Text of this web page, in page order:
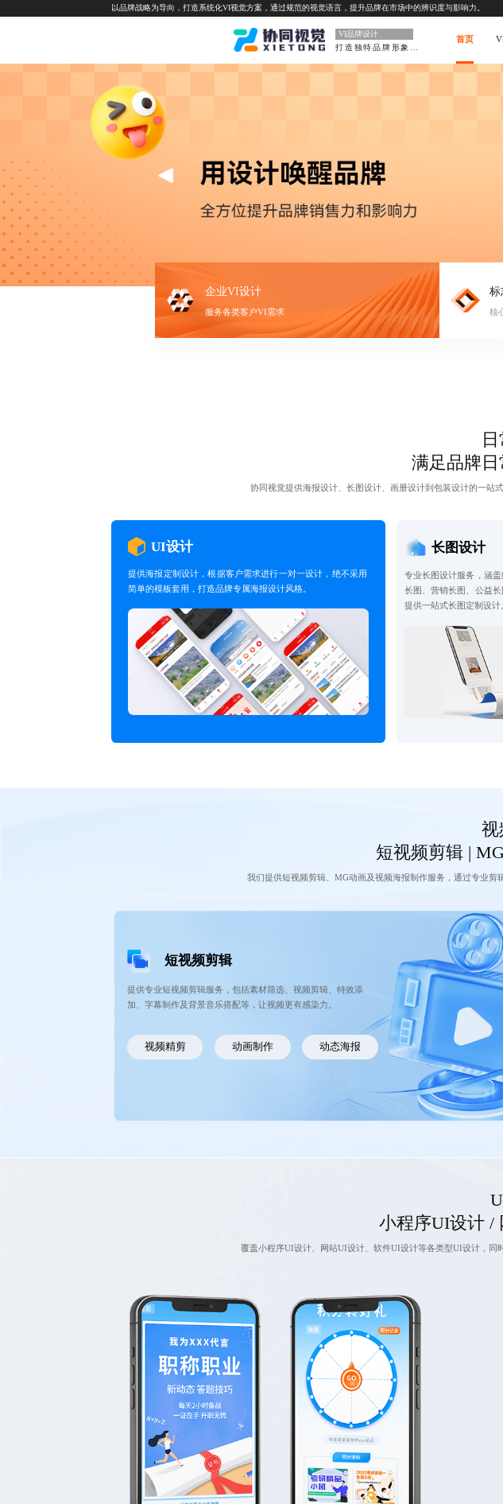
以品牌战略为导向，打造系统化VI视觉方案，通过规范的视觉语言，提升品牌在市场中的辨识度与影响力。
VI品牌设计
首页
企业VI设计
服务各类客户VI需求
标
核
满足品牌
协同视觉提供海报设计、长图设计、画册设计到包装设计的一站
UI设计
提供海报定制设计，根据客户需求进行一对一设计，绝不采用
简单的模板套用，打造品牌专属海报设计风格。
长图设计
专业长图设计服务，涵
长图、营销长图、公益长
提供一站式长图定制设计
视
短视频剪辑 |
我们提供短视频剪辑、MG动画及视频海报制作服务，通过专业
短视频剪辑
提供专业短视频剪辑服务，包括素材筛选、视频剪辑、特效添
加、字幕制作及背景音乐搭配等，让视频更有感染力。
视频精剪 动画制作 动态海报
小程序UI设计 /
覆盖小程序UI设计、网站UI设计、软件UI设计等各类型UI设计，